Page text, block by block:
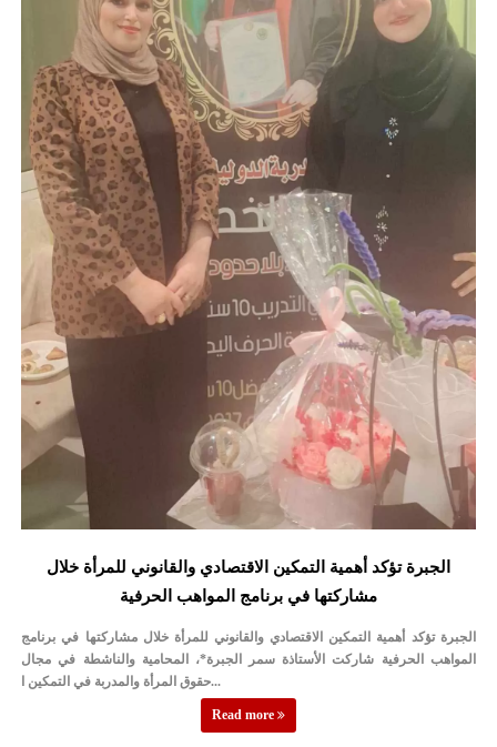
الجبرة تؤكد أهمية التمكين الاقتصادي والقانوني للمرأة خلال
مشاركتها في برنامج المواهب الحرفية
الجبرة تؤكد أهمية التمكين الاقتصادي والقانوني للمرأة خلال مشاركتها في برنامج
المواهب الحرفية شاركت الأستاذة سمر الجبرة*، المحامية والناشطة في مجال
حقوق المرأة والمدربة في التمكين ا...
Read more